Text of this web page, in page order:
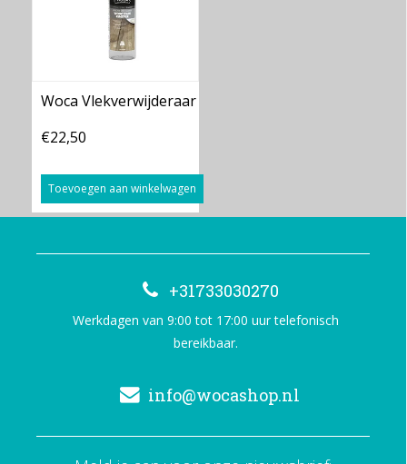
Woca Vlekverwijderaar
€22,50
Toevoegen aan winkelwagen
+31733030270
Werkdagen van 9:00 tot 17:00 uur telefonisch
bereikbaar.
info@wocashop.nl